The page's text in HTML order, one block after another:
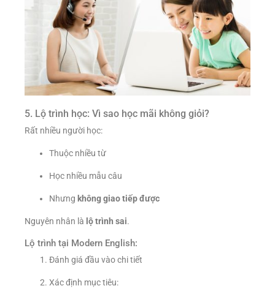
5. Lộ trình học: Vì sao học mãi không giỏi?
Rất nhiều người học:
Thuộc nhiều từ
Học nhiều mẫu câu
Nhưng không giao tiếp được
Nguyên nhân là lộ trình sai.
Lộ trình tại Modern English:
Đánh giá đầu vào chi tiết
Xác định mục tiêu: